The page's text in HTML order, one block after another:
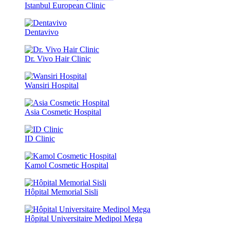
Istanbul European Clinic
Dentavivo
Dr. Vivo Hair Clinic
Wansiri Hospital
Asia Cosmetic Hospital
ID Clinic
Kamol Cosmetic Hospital
Hôpital Memorial Sisli
Hôpital Universitaire Medipol Mega